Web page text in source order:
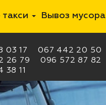
такси Вывоз мусора
03 17 067 442 20 50
26 79 096 572 87 82
38 11